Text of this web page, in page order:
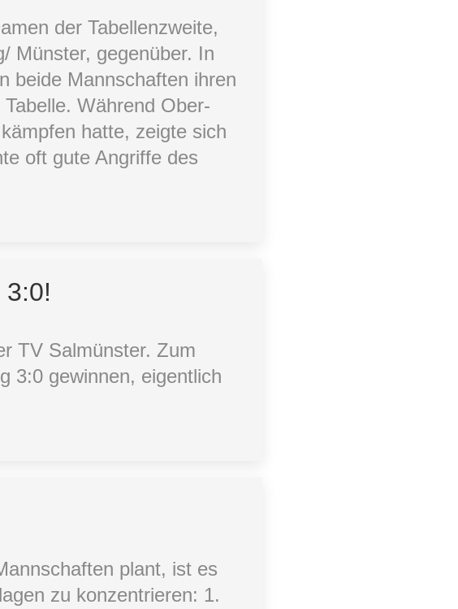
der Tabellenzweite,
Münster, gegenüber. In
beide Mannschaften ihren
Während Ober-
hatte, zeigte sich
oft gute Angriffe des
TV Salmünster. Zum
3:0 gewinnen, eigentlich
plant, ist es
zu konzentrieren: 1.